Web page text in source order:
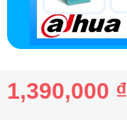
1,390,000 ₫